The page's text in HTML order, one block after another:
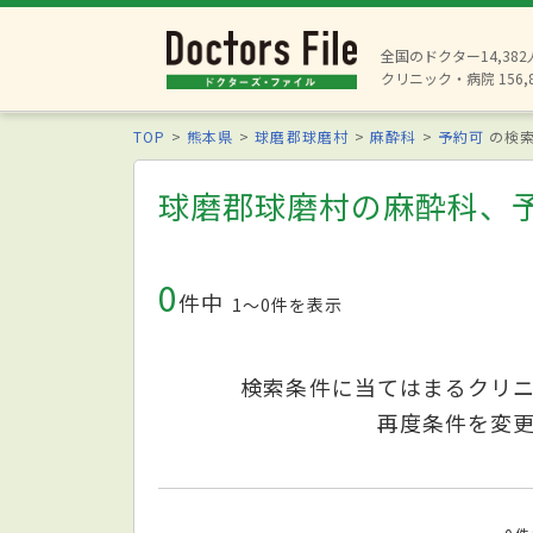
全国のドクター14,382
クリニック・病院
TOP 熊本県 球磨郡球磨村 麻酔科 予約可 の検
球磨郡球磨村の麻酔科、
0件中 1〜0件を表示
検索条件に当てはまるクリ
再度条件を変